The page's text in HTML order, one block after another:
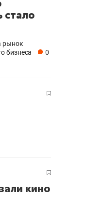
стало
рынок
бизнеса
0
кино
меня это